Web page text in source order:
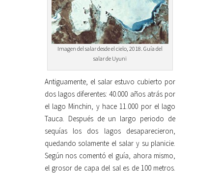
Imagen del salar desde el cielo, 2018. Guía del
salar de Uyuni
Antiguamente, el salar estuvo cubierto por
dos lagos diferentes: 40.000 años atrás por
el lago Minchin, y hace 11.000 por el lago
Tauca. Después de un largo periodo de
sequías los dos lagos desaparecieron,
quedando solamente el salar y su planicie.
Según nos comentó el guía, ahora mismo,
el grosor de capa del sal es de 100 metros.